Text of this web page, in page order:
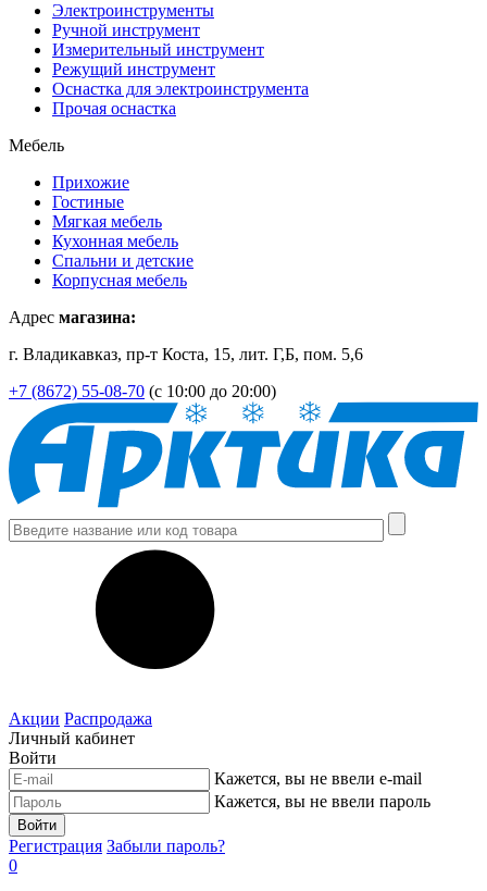
Электроинструменты
Ручной инструмент
Измерительный инструмент
Режущий инструмент
Оснастка для электроинструмента
Прочая оснастка
Мебель
Прихожие
Гостиные
Мягкая мебель
Кухонная мебель
Спальни и детские
Корпусная мебель
Адрес магазина:
г. Владикавказ, пр-т Коста, 15, лит. Г,Б, пом. 5,6
+7 (8672) 55-08-70 (с 10:00 до 20:00)
Акции Распродажа
Личный кабинет
Войти
Кажется, вы не ввели e-mail
Кажется, вы не ввели пароль
Войти
Регистрация Забыли пароль?
0